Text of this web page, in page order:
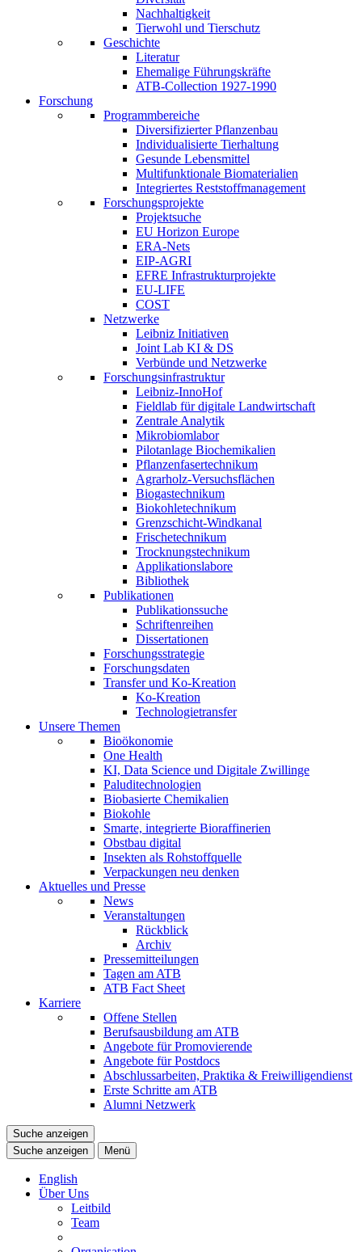
Nachhaltigkeit
Tierwohl und Tierschutz
Geschichte
Literatur
Ehemalige Führungskräfte
ATB-Collection 1927-1990
Forschung
Programmbereiche
Diversifizierter Pflanzenbau
Individualisierte Tierhaltung
Gesunde Lebensmittel
Multifunktionale Biomaterialien
Integriertes Reststoffmanagement
Forschungsprojekte
Projektsuche
EU Horizon Europe
ERA-Nets
EIP-AGRI
EFRE Infrastrukturprojekte
EU-LIFE
COST
Netzwerke
Leibniz Initiativen
Joint Lab KI & DS
Verbünde und Netzwerke
Forschungsinfrastruktur
Leibniz-InnoHof
Fieldlab für digitale Landwirtschaft
Zentrale Analytik
Mikrobiomlabor
Pilotanlage Biochemikalien
Pflanzenfasertechnikum
Agrarholz-Versuchsflächen
Biogastechnikum
Biokohletechnikum
Grenzschicht-Windkanal
Frischetechnikum
Trocknungstechnikum
Applikationslabore
Bibliothek
Publikationen
Publikationssuche
Schriftenreihen
Dissertationen
Forschungsstrategie
Forschungsdaten
Transfer und Ko-Kreation
Ko-Kreation
Technologietransfer
Unsere Themen
Bioökonomie
One Health
KI, Data Science und Digitale Zwillinge
Paluditechnologien
Biobasierte Chemikalien
Biokohle
Smarte, integrierte Bioraffinerien
Obstbau digital
Insekten als Rohstoffquelle
Verpackungen neu denken
Aktuelles und Presse
News
Veranstaltungen
Rückblick
Archiv
Pressemitteilungen
Tagen am ATB
ATB Fact Sheet
Karriere
Offene Stellen
Berufsausbildung am ATB
Angebote für Promovierende
Angebote für Postdocs
Abschlussarbeiten, Praktika & Freiwilligendienst
Erste Schritte am ATB
Alumni Netzwerk
Suche anzeigen
Suche anzeigen
Menü
English
Über Uns
Leitbild
Team